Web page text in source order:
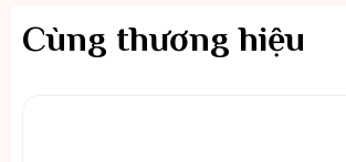
Cùng thương hiệu